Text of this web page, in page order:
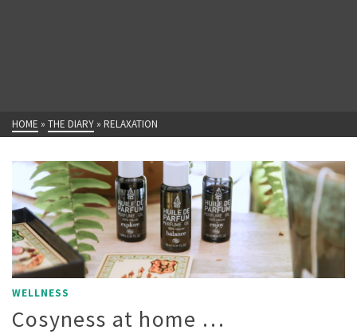
HOME » THE DIARY » RELAXATION
WELLNESS
Cosyness at home …